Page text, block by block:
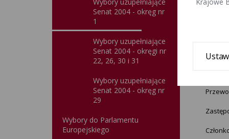
Senat 2004 - okręg nr
1
Wybory uzupełniające
Senat 2004 - okręgi nr
22, 26, 30 i 31
Wybory uzupełniające
Senat 2004 - okręg nr
29
Wybory do Parlamentu
Europejskiego
W
Liga